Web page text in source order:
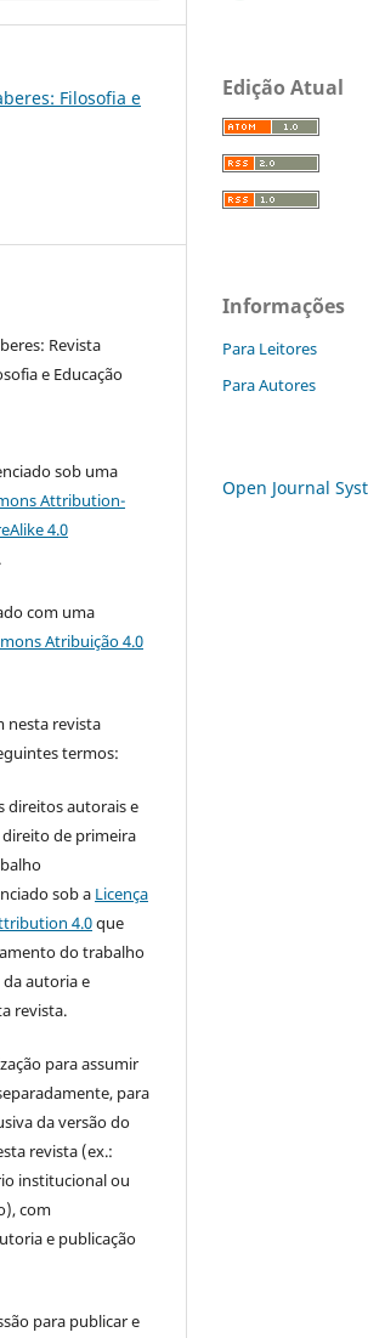
Filosofia e
Revista
e Educação
sob uma
Attribution-
4.0
.
com uma
Atribuição 4.0
nesta revista
termos:
direitos autorais e
de primeira
sob a Licença
4.0que
do trabalho
autoria e
revista.
para assumir
para
da versão do
revista (ex.:
institucional ou
com
e publicação
para publicar e
Edição Atual
Informações
Para Leitores
Para Autores
Open Journal